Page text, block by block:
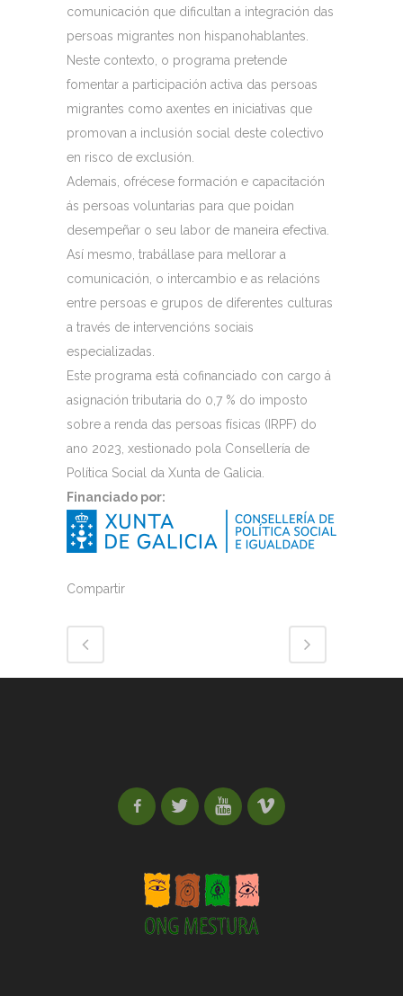
comunicación que dificultan a integración das
persoas migrantes non hispanohablantes.
Neste contexto, o programa pretende
fomentar a participación activa das persoas
migrantes como axentes en iniciativas que
promovan a inclusión social deste colectivo
en risco de exclusión.
Ademais, ofrécese formación e capacitación
ás persoas voluntarias para que poidan
desempeñar o seu labor de maneira efectiva.
Así mesmo, trabállase para mellorar a
comunicación, o intercambio e as relacións
entre persoas e grupos de diferentes culturas
a través de intervencións sociais
especializadas.
Este programa está cofinanciado con cargo á
asignación tributaria do 0,7 % do imposto
sobre a renda das persoas físicas (IRPF) do
ano 2023, xestionado pola Consellería de
Política Social da Xunta de Galicia.
Financiado por:
Compartir